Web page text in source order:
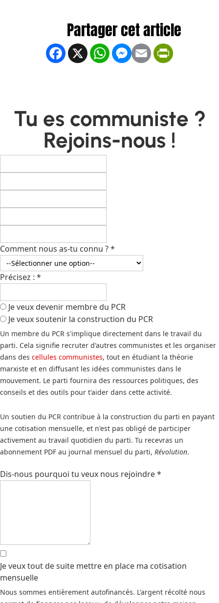
Facebook
X WhatsApp
Messenger
Email
Tu es communiste ?
Rejoins-nous !
Comment nous as-tu connu ?*
Précisez : *
Je veux devenir membre du PCR
Je veux soutenir la construction du PCR
Un membre du PCR s'implique directement dans le travail du
parti. Cela signifie recruter d'autres communistes et les organiser
dans des cellules communistes, tout en étudiant la théorie
marxiste et en diffusant les idées communistes dans le
mouvement. Le parti fournira des ressources politiques, des
conseils et des outils pour t'aider dans cette activité.
Un soutien du PCR contribue à la construction du parti en payant
une cotisation mensuelle, et n'est pas obligé de participer
activement au travail quotidien du parti. Tu recevras un
abonnement PDF au journal mensuel du parti, Révolution.
Dis-nous pourquoi tu veux nous rejoindre*
Je veux tout de suite mettre en place ma cotisation
mensuelle
Nous sommes entièrement autofinancés. L'argent récolté nous